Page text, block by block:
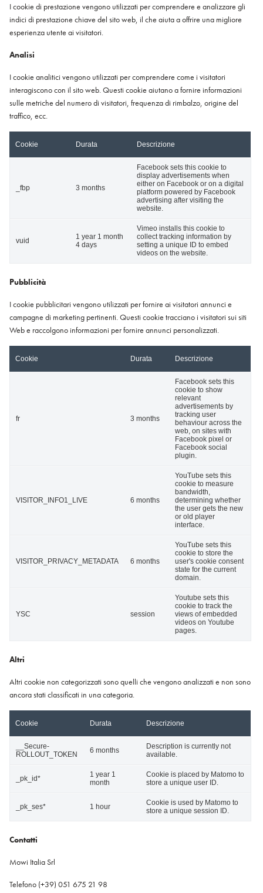
I cookie di prestazione vengono utilizzati per comprendere e analizzare gli
indici di prestazione chiave del sito web, il che aiuta a offrire una migliore
esperienza utente ai visitatori.
Analisi
I cookie analitici vengono utilizzati per comprendere come i visitatori
interagiscono con il sito web. Questi cookie aiutano a fornire informazioni
sulle metriche del numero di visitatori, frequenza di rimbalzo, origine del
traffico, ecc.
Cookie Durata Descrizione
_fbp 3 months
Facebook sets this cookie to
display advertisements when
either on Facebook or on a digital
platform powered by Facebook
advertising after visiting the
website.
vuid
1 year 1 month
4 days
Vimeo installs this cookie to
collect tracking information by
setting a unique ID to embed
videos on the website.
Pubblicità
I cookie pubblicitari vengono utilizzati per fornire ai visitatori annunci e
campagne di marketing pertinenti. Questi cookie tracciano i visitatori sui siti
Web e raccolgono informazioni per fornire annunci personalizzati.
Cookie Durata Descrizione
fr 3 months
Facebook sets this
cookie to show
relevant
advertisements by
tracking user
behaviour across the
web, on sites with
Facebook pixel or
Facebook social
plugin.
VISITOR_INFO1_LIVE 6 months
YouTube sets this
cookie to measure
bandwidth,
determining whether
the user gets the new
or old player
interface.
VISITOR_PRIVACY_METADATA 6 months
YouTube sets this
cookie to store the
user's cookie consent
state for the current
domain.
YSC session
Youtube sets this
cookie to track the
views of embedded
videos on Youtube
pages.
Altri
Altri cookie non categorizzati sono quelli che vengono analizzati e non sono
ancora stati classificati in una categoria.
Cookie Durata Descrizione
__Secure-
ROLLOUT_TOKEN
6 months
Description is currently not
available.
_pk_id*
1 year 1
month
Cookie is placed by Matomo to
store a unique user ID.
_pk_ses* 1 hour
Cookie is used by Matomo to
store a unique session ID.
Contatti
Mowi Italia Srl
Telefono (+39) 051 675 21 98